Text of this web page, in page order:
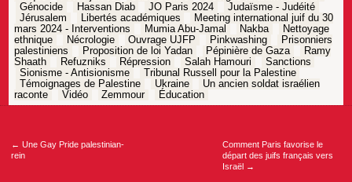
Génocide
Hassan Diab JO Paris 2024
Judaïsme - Judéité
Jérusalem
Libertés académiques
Meeting international juif du 30
mars 2024 - Interventions
Mumia Abu-Jamal Nakba
Nettoyage
ethnique
Nécrologie Ouvrage UJFP Pinkwashing
Prisonniers
palestiniens
Proposition de loi Yadan Pépinière de Gaza
Ramy
Shaath
Refuzniks Répression Salah Hamouri
Sanctions
Sionisme - Antisionisme
Tribunal Russell pour la Palestine
Témoignages de Palestine
Ukraine
Un ancien soldat israélien
raconte
Vidéo Zemmour Éducation
Navigation
← Une Gay Pride palestinian-
rein
Comment Paris favorise le
départ des juifs français vers
Israël →